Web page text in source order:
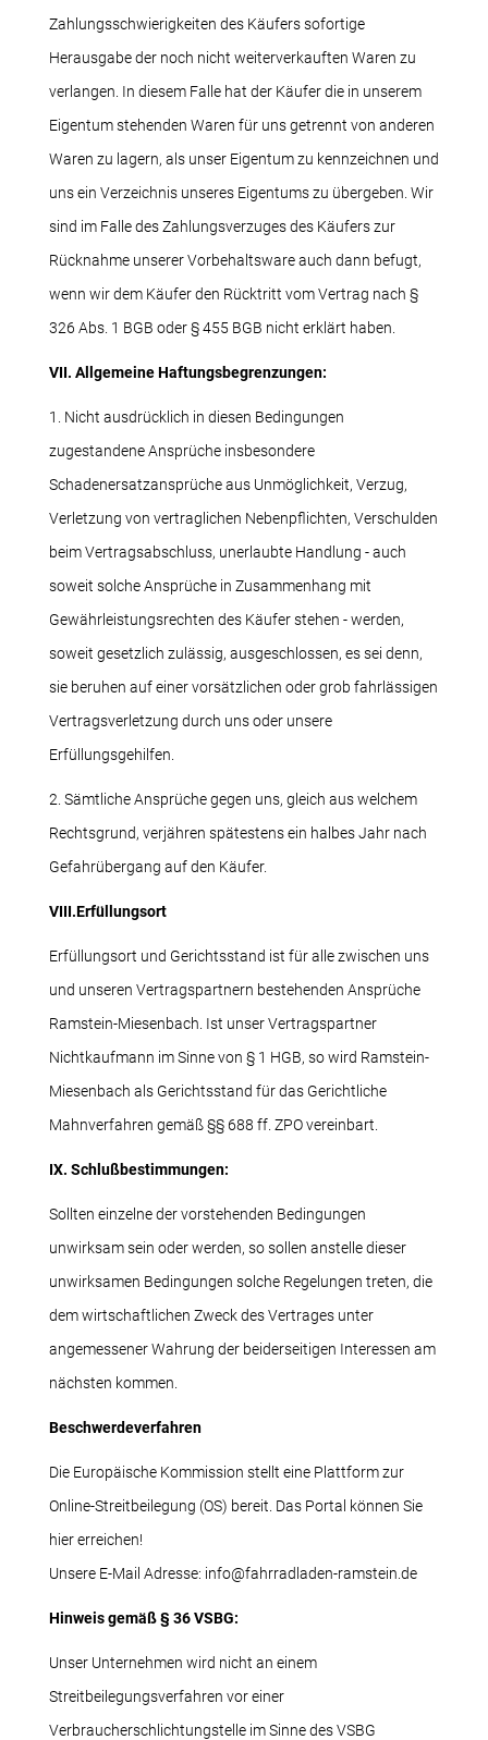
Zahlungsschwierigkeiten des Käufers sofortige
Herausgabe der noch nicht weiterverkauften Waren zu
verlangen. In diesem Falle hat der Käufer die in unserem
Eigentum stehenden Waren für uns getrennt von anderen
Waren zu lagern, als unser Eigentum zu kennzeichnen und
uns ein Verzeichnis unseres Eigentums zu übergeben. Wir
sind im Falle des Zahlungsverzuges des Käufers zur
Rücknahme unserer Vorbehaltsware auch dann befugt,
wenn wir dem Käufer den Rücktritt vom Vertrag nach §
326 Abs. 1 BGB oder § 455 BGB nicht erklärt haben.
VII. Allgemeine Haftungsbegrenzungen:
1. Nicht ausdrücklich in diesen Bedingungen
zugestandene Ansprüche insbesondere
Schadenersatzansprüche aus Unmöglichkeit, Verzug,
Verletzung von vertraglichen Nebenpflichten, Verschulden
beim Vertragsabschluss, unerlaubte Handlung - auch
soweit solche Ansprüche in Zusammenhang mit
Gewährleistungsrechten des Käufer stehen - werden,
soweit gesetzlich zulässig, ausgeschlossen, es sei denn,
sie beruhen auf einer vorsätzlichen oder grob fahrlässigen
Vertragsverletzung durch uns oder unsere
Erfüllungsgehilfen.
2. Sämtliche Ansprüche gegen uns, gleich aus welchem
Rechtsgrund, verjähren spätestens ein halbes Jahr nach
Gefahrübergang auf den Käufer.
VIII.Erfüllungsort
Erfüllungsort und Gerichtsstand ist für alle zwischen uns
und unseren Vertragspartnern bestehenden Ansprüche
Ramstein-Miesenbach. Ist unser Vertragspartner
Nichtkaufmann im Sinne von § 1 HGB, so wird Ramstein-
Miesenbach als Gerichtsstand für das Gerichtliche
Mahnverfahren gemäß §§ 688 ff. ZPO vereinbart.
IX. Schlußbestimmungen:
Sollten einzelne der vorstehenden Bedingungen
unwirksam sein oder werden, so sollen anstelle dieser
unwirksamen Bedingungen solche Regelungen treten, die
dem wirtschaftlichen Zweck des Vertrages unter
angemessener Wahrung der beiderseitigen Interessen am
nächsten kommen.
Beschwerdeverfahren
Die Europäische Kommission stellt eine Plattform zur
Online-Streitbeilegung (OS) bereit. Das Portal können Sie
hier erreichen!
Unsere E-Mail Adresse: info@fahrradladen-ramstein.de
Hinweis gemäß § 36 VSBG:
Unser Unternehmen wird nicht an einem
Streitbeilegungsverfahren vor einer
Verbraucherschlichtungstelle im Sinne des VSBG